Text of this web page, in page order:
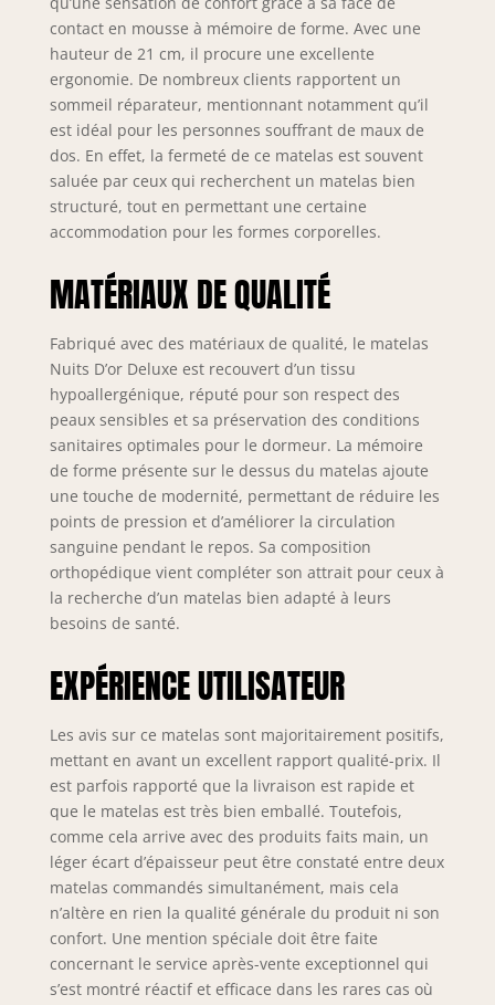
contact en mousse à mémoire de forme. Avec une
hauteur de 21 cm, il procure une excellente
ergonomie. De nombreux clients rapportent un
sommeil réparateur, mentionnant notamment qu’il
est idéal pour les personnes souffrant de maux de
dos. En effet, la fermeté de ce matelas est souvent
saluée par ceux qui recherchent un matelas bien
structuré, tout en permettant une certaine
accommodation pour les formes corporelles.
MATÉRIAUX DE QUALITÉ
Fabriqué avec des matériaux de qualité, le matelas
Nuits D’or Deluxe est recouvert d’un tissu
hypoallergénique, réputé pour son respect des
peaux sensibles et sa préservation des conditions
sanitaires optimales pour le dormeur. La mémoire
de forme présente sur le dessus du matelas ajoute
une touche de modernité, permettant de réduire les
points de pression et d’améliorer la circulation
sanguine pendant le repos. Sa composition
orthopédique vient compléter son attrait pour ceux à
la recherche d’un matelas bien adapté à leurs
besoins de santé.
EXPÉRIENCE UTILISATEUR
Les avis sur ce matelas sont majoritairement positifs,
mettant en avant un excellent rapport qualité-prix. Il
est parfois rapporté que la livraison est rapide et
que le matelas est très bien emballé. Toutefois,
comme cela arrive avec des produits faits main, un
léger écart d’épaisseur peut être constaté entre deux
matelas commandés simultanément, mais cela
n’altère en rien la qualité générale du produit ni son
confort. Une mention spéciale doit être faite
concernant le service après-vente exceptionnel qui
s’est montré réactif et efficace dans les rares cas où